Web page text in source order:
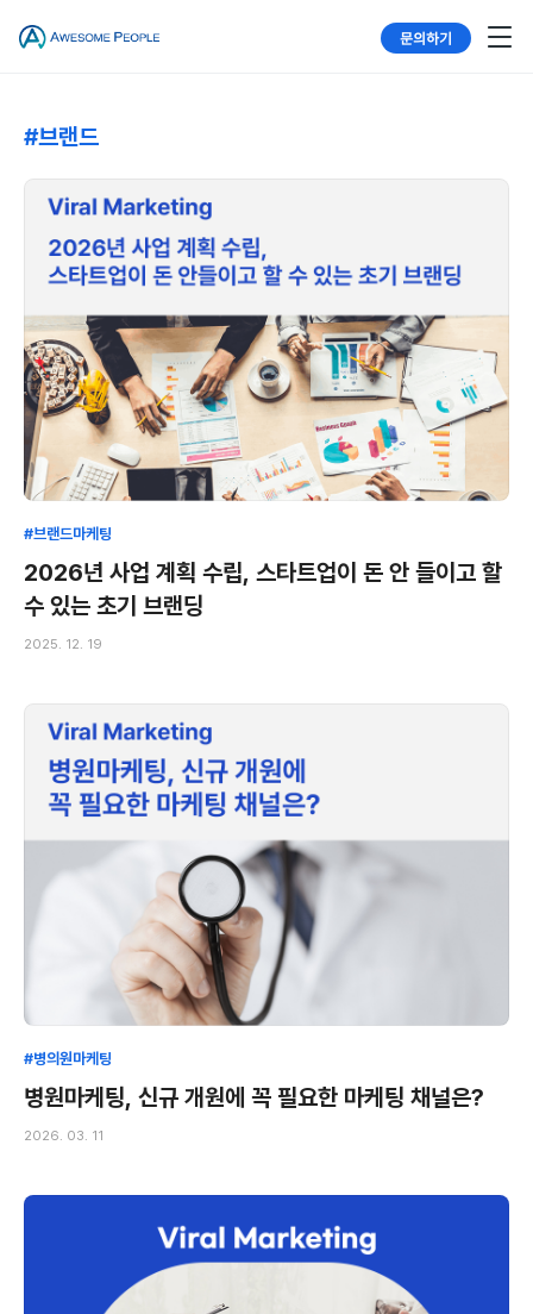
문의하기
#브랜드
#브랜드마케팅
2026년 사업 계획 수립, 스타트업이 돈 안 들이고 할
수 있는 초기 브랜딩
2025. 12. 19
#병의원마케팅
병원마케팅, 신규 개원에 꼭 필요한 마케팅 채널은?
2026. 03. 11